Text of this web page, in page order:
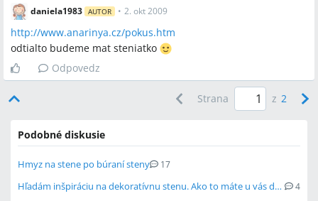
daniela1983 AUTOR • 2. okt 2009
http://www.anarinya.cz/pokus.htm
odtialto budeme mat steniatko
Odpovedz
Strana z 2
Podobné diskusie
Hmyz na stene po búraní steny 17
Hľadám inšpiráciu na dekoratívnu stenu. Ako to máte u vás doma? 4